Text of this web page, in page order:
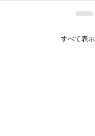
すべて表示